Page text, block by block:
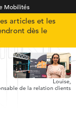
Mobilités
articles et les
dès le
Louise,
de la relation clients